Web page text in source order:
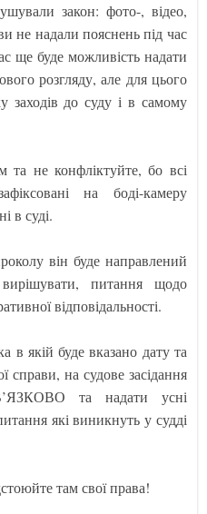
закон: фото-, відео,
не надали пояснень під час
ще буде можливість надати
розгляду, але для цього
заходів до суду і в самому
не конфліктуйте, бо всі
на боді-камеру
в суді.
він буде направлений
питання щодо
відповідальності.
в якій буде вказано дату та
справи, на судове засідання
та надати усні
які виникнуть у судді
там свої права!